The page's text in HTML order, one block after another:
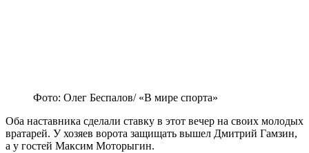
Фото: Олег Беспалов/ «В мире спорта»
Оба наставника сделали ставку в этот вечер на своих молодых
вратарей. У хозяев ворота защищать вышел Дмитрий Гамзин,
а у гостей Максим Моторыгин.